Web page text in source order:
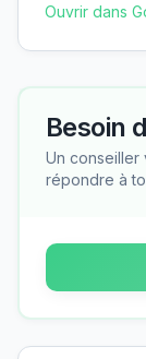
Ouvrir dans
Besoin
Un conseiller
répondre à